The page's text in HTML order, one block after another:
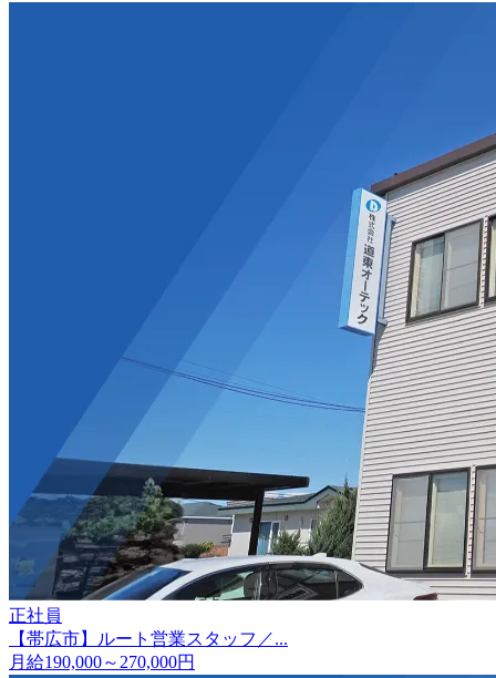
正社員
【帯広市】ルート営業スタッフ／...
月給190,000～270,000円